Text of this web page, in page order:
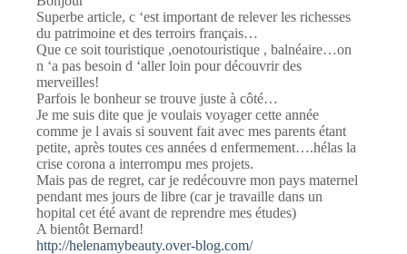
Superbe article, c ‘est important de relever les richesses
du patrimoine et des terroirs français…
Que ce soit touristique ,oenotouristique , balnéaire…on
n ‘a pas besoin d ‘aller loin pour découvrir des
merveilles!
Parfois le bonheur se trouve juste à côté…
Je me suis dite que je voulais voyager cette année
comme je l avais si souvent fait avec mes parents étant
petite, après toutes ces années d enfermement….hélas la
crise corona a interrompu mes projets.
Mais pas de regret, car je redécouvre mon pays maternel
pendant mes jours de libre (car je travaille dans un
hopital cet été avant de reprendre mes études)
A bientôt Bernard!
http://helenamybeauty.over-blog.com/